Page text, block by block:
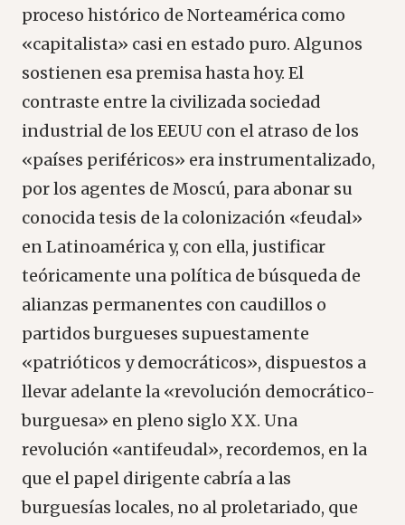
proceso histórico de Norteamérica como
«capitalista» casi en estado puro. Algunos
sostienen esa premisa hasta hoy. El
contraste entre la civilizada sociedad
industrial de los EEUU con el atraso de los
«países periféricos» era instrumentalizado,
por los agentes de Moscú, para abonar su
conocida tesis de la colonización «feudal»
en Latinoamérica y, con ella, justificar
teóricamente una política de búsqueda de
alianzas permanentes con caudillos o
partidos burgueses supuestamente
«patrióticos y democráticos», dispuestos a
llevar adelante la «revolución democrático-
burguesa» en pleno siglo XX. Una
revolución «antifeudal», recordemos, en la
que el papel dirigente cabría a las
burguesías locales, no al proletariado, que